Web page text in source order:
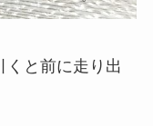
くと前に走り出